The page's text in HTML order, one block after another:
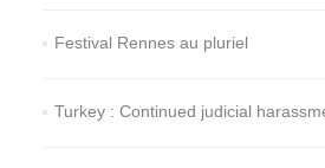
Festival Rennes au pluriel
Turkey : Continued judicial